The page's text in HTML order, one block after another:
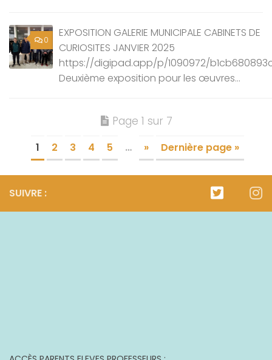
0
EXPOSITION GALERIE MUNICIPALE CABINETS DE
CURIOSITES JANVIER 2025
https://digipad.app/p/1090972/
Deuxième exposition pour les œuvres...
Page 1 sur 7
1 2 3 4 5 … » Dernière page »
SUIVRE :